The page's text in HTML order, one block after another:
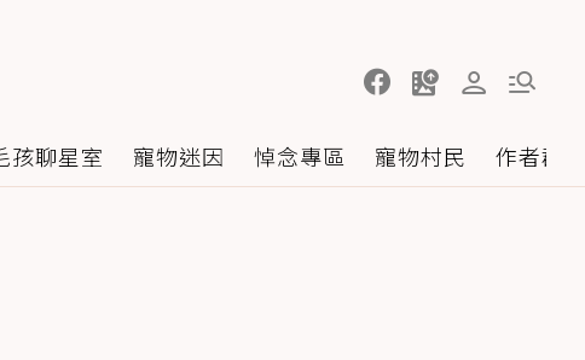
孩聊星室 寵物迷因 悼念專區 寵物村民 作者群